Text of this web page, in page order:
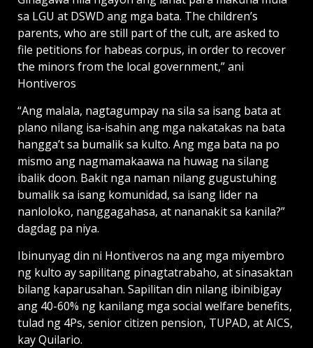
sa LGU at DSWD ang mga bata. The children’s
parents, who are still part of the cult, are asked to
file petitions for habeas corpus, in order to recover
the minors from the local government,” ani
Hontiveros
“Ang malala, nagtagumpay na sila sa isang bata at
plano nilang isa-isahin ang mga nakatakas na bata
hangga’t sa bumalik sa kulto. Ang mga bata na po
mismo ang nagmamakaawa na huwag na silang
ibalik doon. Bakit nga naman nilang gugustuhing
bumalik sa isang komunidad, sa isang lider na
nanloloko, nanggagahasa, at nananakit sa kanila?”
dagdag pa niya.
Ibinunyag din ni Hontiveros na ang mga miyembro
ng kulto ay sapilitang pinagtatrabaho, at sinasaktan
bilang kaparusahan. Sapilitan din nilang ibinibigay
ang 40-60% ng kanilang mga social welfare benefits,
tulad ng 4Ps, senior citizen pension, TUPAD, at AICS,
kay Quilario.